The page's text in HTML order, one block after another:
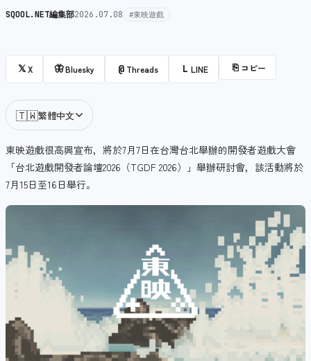
SQOOL.NET編集部2026.07.08 #東映遊戲
𝕏X 🦋Bluesky @ Threads L LINE ⎘ コピー
🇹🇼繁體中文
東映遊戲很高興宣布，將於7月7日在台灣台北舉辦的開發者遊戲大會
「台北遊戲開發者論壇2026（TGDF 2026）」舉辦研討會，該活動將於
7月15日至16日舉行。